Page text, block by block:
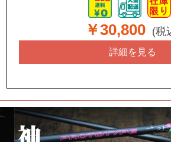
￥30,800 (税
詳細を見る